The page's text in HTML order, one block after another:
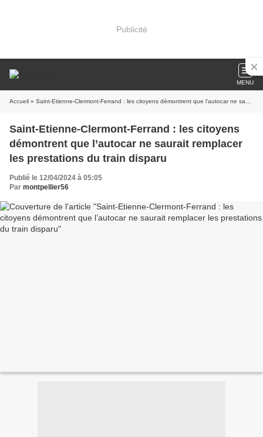
Publicité
MENU
Accueil » Saint-Etienne-Clermont-Ferrand : les citoyens démontrent que l’autocar ne saurait remplacer les prestations du train disparu
Saint-Etienne-Clermont-Ferrand : les citoyens
démontrent que l’autocar ne saurait remplacer
les prestations du train disparu
Publié le 12/04/2024 à 05:05
Par montpellier56